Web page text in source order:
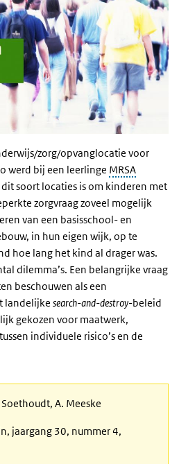
zorg/opvanglocatie voor
werd bij een leerlinge MRSA
soort locaties is om kinderen met
zorgvraag zoveel mogelijk
van een basisschool- en
in hun eigen wijk, op te
hoe lang het kind al drager was.
dilemma’s. Een belangrijke vraag
beschouwen als een
landelijke search-and-destroy-beleid
gekozen voor maatwerk,
individuele risico’s en de
Soethoudt, A. Meeske
jaargang 30, nummer 4,